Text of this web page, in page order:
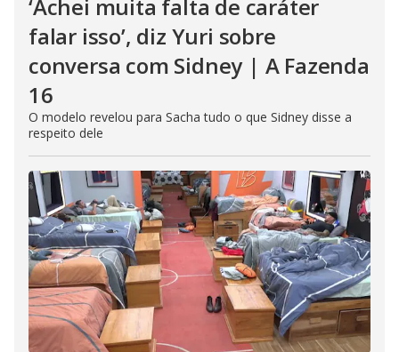
‘Achei muita falta de caráter
falar isso’, diz Yuri sobre
conversa com Sidney | A Fazenda
16
O modelo revelou para Sacha tudo o que Sidney disse a
respeito dele